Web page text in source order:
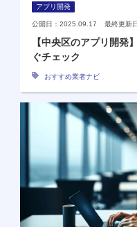
アプリ開発
公開日：2025.09.17 最終更新
【中央区のアプリ開発
ぐチェック
おすすめ業者ナビ